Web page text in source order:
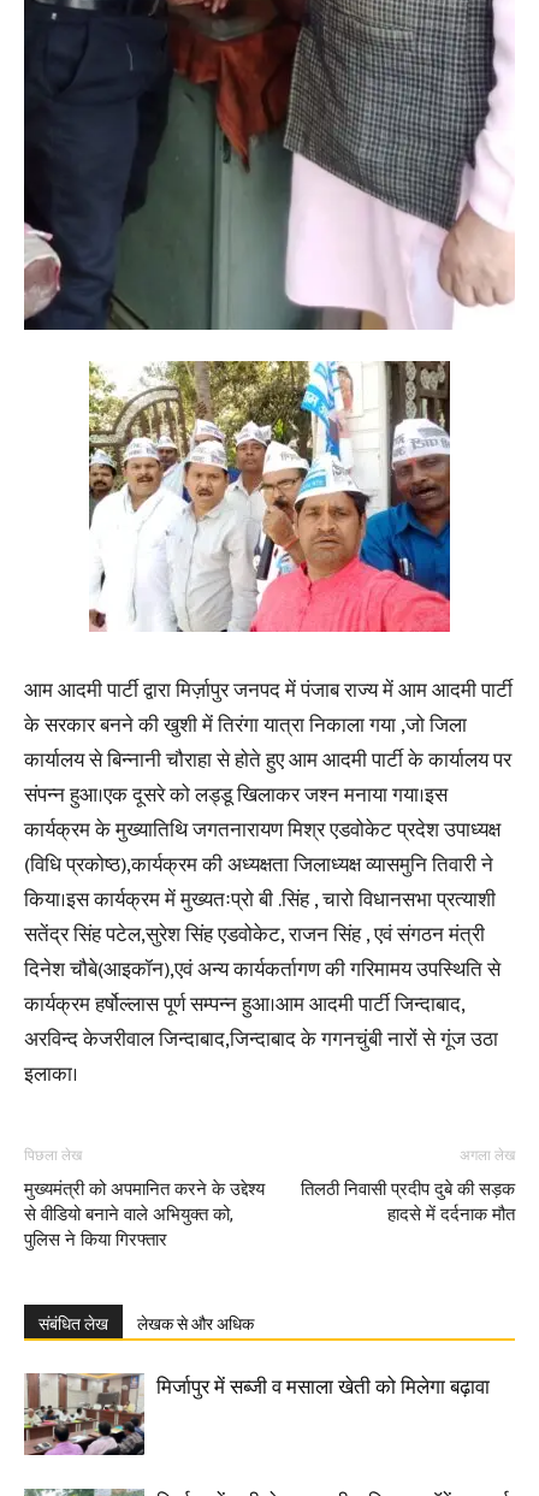
आम आदमी पार्टी द्वारा मिर्ज़ापुर जनपद में पंजाब राज्य में आम आदमी पार्टी
के सरकार बनने की खुशी में तिरंगा यात्रा निकाला गया ,जो जिला
कार्यालय से बिन्नानी चौराहा से होते हुए आम आदमी पार्टी के कार्यालय पर
संपन्न हुआ।एक दूसरे को लड्डू खिलाकर जश्न मनाया गया।इस
कार्यक्रम के मुख्यातिथि जगतनारायण मिश्र एडवोकेट प्रदेश उपाध्यक्ष
(विधि प्रकोष्ठ),कार्यक्रम की अध्यक्षता जिलाध्यक्ष व्यासमुनि तिवारी ने
किया।इस कार्यक्रम में मुख्यतःप्रो बी .सिंह , चारो विधानसभा प्रत्याशी
सतेंद्र सिंह पटेल,सुरेश सिंह एडवोकेट, राजन सिंह , एवं संगठन मंत्री
दिनेश चौबे(आइकॉन),एवं अन्य कार्यकर्तागण की गरिमामय उपस्थिति से
कार्यक्रम हर्षोल्लास पूर्ण सम्पन्न हुआ।आम आदमी पार्टी जिन्दाबाद,
अरविन्द केजरीवाल जिन्दाबाद,जिन्दाबाद के गगनचुंबी नारों से गूंज उठा
इलाका।
पिछला लेख
मुख्यमंत्री को अपमानित करने के उद्देश्य
से वीडियो बनाने वाले अभियुक्त को,
पुलिस ने किया गिरफ्तार
अगला लेख
तिलठी निवासी प्रदीप दुबे की सड़क
हादसे में दर्दनाक मौत
संबंधित लेख लेखक से और अधिक
मिर्जापुर में सब्जी व मसाला खेती को मिलेगा बढ़ावा